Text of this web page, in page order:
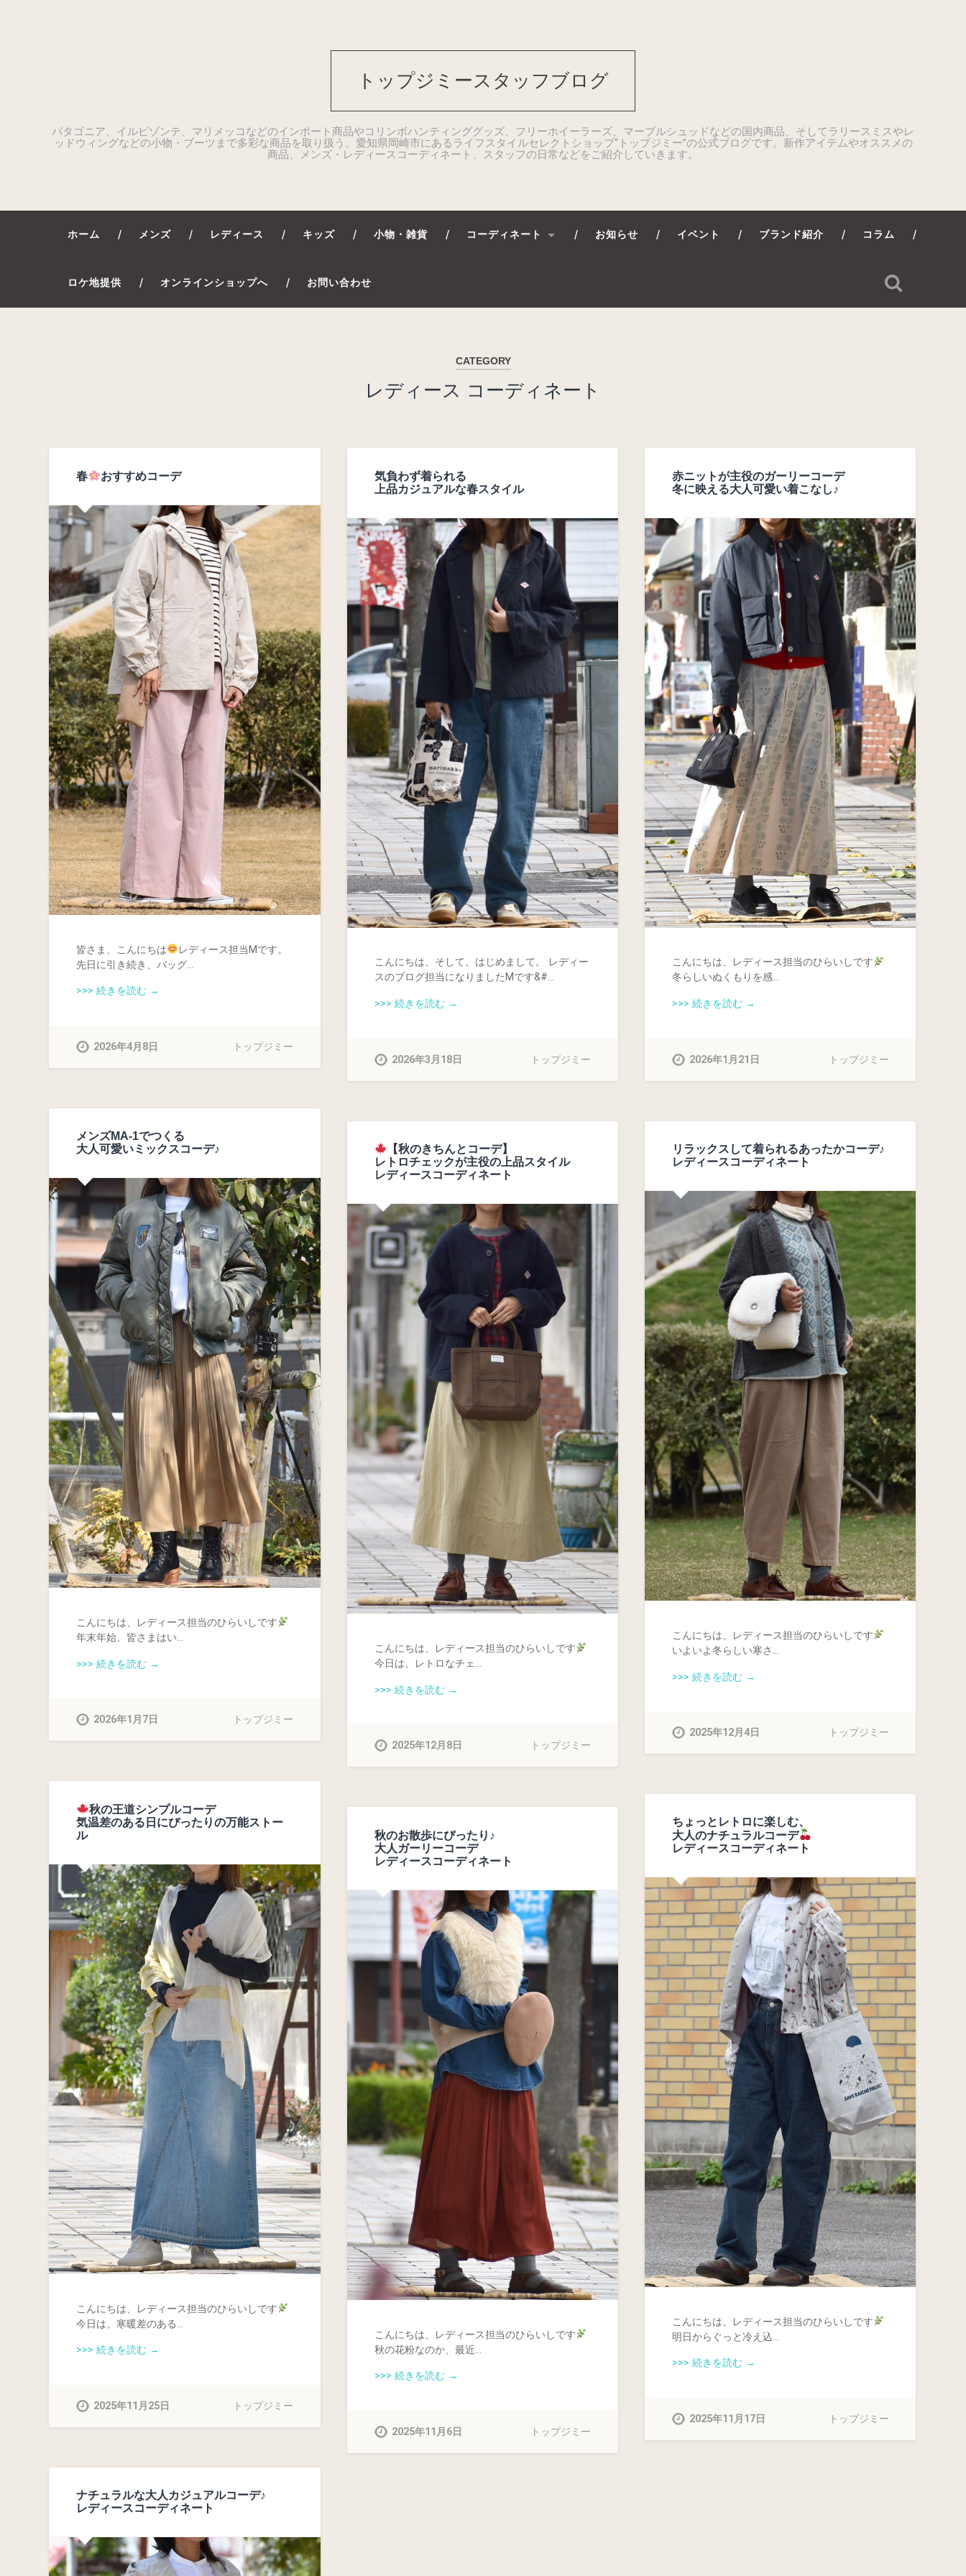
トップジミースタッフブログ
パタゴニア、イルビゾンテ、マリメッコなどのインポート商品やコリンボハンティンググッズ、フリーホイーラーズ、マーブルシュッドなどの国内商品、そしてラリースミスやレ
ッドウィングなどの小物・ブーツまで多彩な商品を取り扱う、愛知県岡崎市にあるライフスタイルセレクトショップ“トップジミー”の公式ブログです。新作アイテムやオススメの
商品、メンズ・レディースコーディネート、スタッフの日常などをご紹介していきます。
ホーム メンズ レディース キッズ 小物・雑貨 コーディネート お知らせ イベント ブランド紹介 コラム
ロケ地提供 オンラインショップへ お問い合わせ
CATEGORY
レディース コーディネート
春 おすすめコーデ
皆さま、こんにちは
レディース担当Mです。
先日に引き続き、バッグ…
>>> 続きを読む →
2026年4月8日 トップジミー
気負わず着られる
上品カジュアルな春スタイル
こんにちは、そして、はじめまして。 レディー
スのブログ担当になりましたMです&#…
>>> 続きを読む →
2026年3月18日 トップジミー
赤ニットが主役のガーリーコーデ
冬に映える大人可愛い着こなし♪
こんにちは、レディース担当のひらいしです
冬らしいぬくもりを感…
>>> 続きを読む →
2026年1月21日 トップジミー
メンズMA-1でつくる
大人可愛いミックスコーデ♪
こんにちは、レディース担当のひらいしです
年末年始、皆さまはい…
>>> 続きを読む →
2026年1月7日 トップジミー
【秋のきちんとコーデ】
レトロチェックが主役の上品スタイル
レディースコーディネート
こんにちは、レディース担当のひらいしです
今日は、レトロなチェ…
>>> 続きを読む →
2025年12月8日 トップジミー
リラックスして着られるあったかコーデ♪
レディースコーディネート
こんにちは、レディース担当のひらいしです
いよいよ冬らしい寒さ…
>>> 続きを読む →
2025年12月4日 トップジミー
秋の王道シンプルコーデ
気温差のある日にぴったりの万能ストー
ル
こんにちは、レディース担当のひらいしです
今日は、寒暖差のある…
>>> 続きを読む →
2025年11月25日 トップジミー
ちょっとレトロに楽しむ、
大人のナチュラルコーデ
レディースコーディネート
こんにちは、レディース担当のひらいしです
明日からぐっと冷え込…
>>> 続きを読む →
2025年11月17日 トップジミー
秋のお散歩にぴったり♪
大人ガーリーコーデ
レディースコーディネート
こんにちは、レディース担当のひらいしです
秋の花粉なのか、最近…
>>> 続きを読む →
2025年11月6日 トップジミー
ナチュラルな大人カジュアルコーデ♪
レディースコーディネート